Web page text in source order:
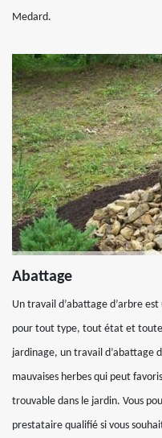
Medard.
Abattage
Un travail d’abattage d’arbre
pour tout type, tout état et toute
jardinage, un travail d’abattage
mauvaises herbes qui peut
trouvable dans le jardin. Vous
prestataire qualifié si vous